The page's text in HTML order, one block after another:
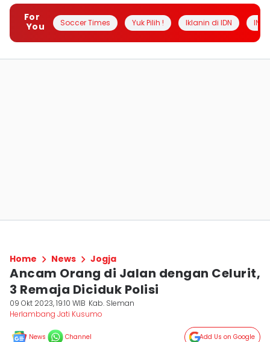
For
You
Soccer Times Yuk Pilih ! Iklanin di IDN
Home News Jogja
Ancam Orang di Jalan dengan Celurit,
3 Remaja Diciduk Polisi
09 Okt 2023, 19:10 WIB Kab. Sleman
Herlambang Jati Kusumo
News Channel Add Us on Google